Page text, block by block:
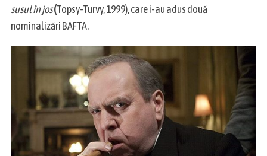
susul în jos(Topsy-Turvy, 1999), care i-au adus două
nominalizări BAFTA.
S
e
r
h
r
: